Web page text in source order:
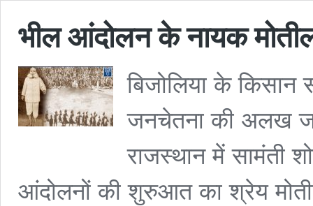
भील आंदोलन के नायक
बिजोलिया के किसान
जनचेतना की अलख
राजस्थान में सामंती
आंदोलनों की शुरुआत का श्रेय